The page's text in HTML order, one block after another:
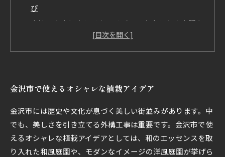
び
土地の大小に合わせたアイデアで充実した庭空間を
緑豊かな街を目指して！金沢市で実践できるガーデ
なただけの特別な空間を作ろう！
金沢市で使えるオシャレな植栽アイデア
金沢市には歴史や文化が息づく美しい街並みがあります。中
でも、美しさを引き立てる外構工事は重要です。金沢市で使
えるオシャレな植栽アイデアとしては、和のエッセンスを取
り入れた和風庭園や、モダンなイメージの洋風庭園が挙げら